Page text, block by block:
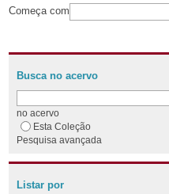
Começa com
Busca no acervo
no acervo
Esta Coleção
Pesquisa avançada
Listar por